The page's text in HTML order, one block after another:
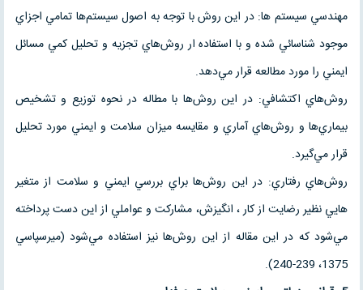
مهندسي سيستم ها: در اين روش با توجه به اصول سيستم‌ها تمامي اجزاي
موجود شناسائي شده و با استفاده ار روش‌هاي تجزيه و تحليل كمي مسائل
ايمني را مورد مطالعه قرار مي‌دهد.
روش‌هاي اكتشافي: در اين روش‌ها با مطاله در نحوه توزيع و تشخيص
بيماري‌ها و روش‌هاي آماري و مقايسه ميزان سلامت و ايمني مورد تحليل
قرار مي‌گيرد.
روش‌هاي رفتاري: در اين روش‌ها براي بررسي ايمني و سلامت از متغير
هايي نظير رضايت از كار ، انگيزش، مشاركت و عواملي از اين دست پرداخته
مي‌شود كه در اين مقاله از اين روش‌ها نيز استفاده مي‌شود (ميرسپاسي
1375، 239-240).